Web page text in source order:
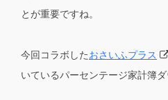
とが重要ですね。
今回コラボしたおさいふプラス
いているパーセンテージ家計簿